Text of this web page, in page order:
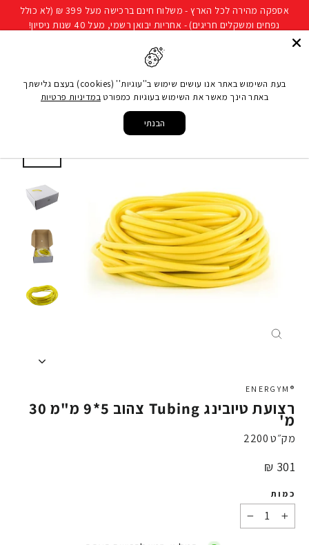
להמשך
אספקה מהירה לכל הארץ - משלוח חינם ברכישה מעל 399 ₪ (לא כולל
נפחים ומשקלים חריגים) - אחריות יבואן רשמי, מעל 40 שנות ניסיון!
עמוד הבית/ציוד כושר ביתי/ציוד קרוספיט ופונקציונאלי/גומיות התנגדות ורצועות אימון
®ENERGYM
רצועת טיובינג Tubing צהוב 5*9 מ"מ 30
מ'
מק״ט2200
מחיר
301 ₪
כמות
−
+
בעת השימוש באתר אנו עושים שימוש ב''עוגיות'' (cookies) בעצם גלישתך
באתר הינך מאשר את השימוש בעוגיות כמפורט במדיניות פרטיות
הבנתי